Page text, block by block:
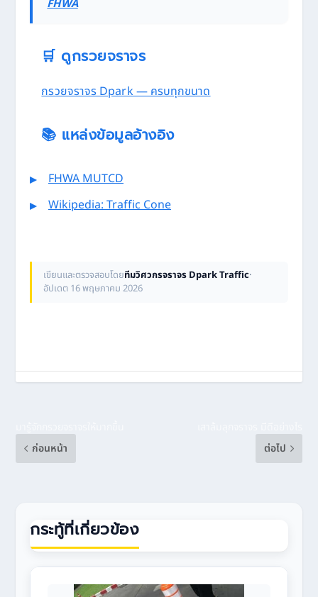
FHWA
🛒 ดูกรวยจราจร
กรวยจราจร Dpark — ครบทุกขนาด
📚 แหล่งข้อมูลอ้างอิง
FHWA MUTCD
Wikipedia: Traffic Cone
เขียนและตรวจสอบโดยทีมวิศวกรจราจร Dpark Traffic·
อัปเดต 16 พฤษภาคม 2026
ก่อนหน้า
ต่อไป
กระทู้ที่เกี่ยวข้อง